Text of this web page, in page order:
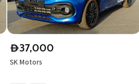
D37,000
SK Motors